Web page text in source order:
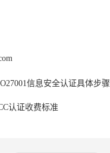
信息安全认证具体步骤
认证收费标准